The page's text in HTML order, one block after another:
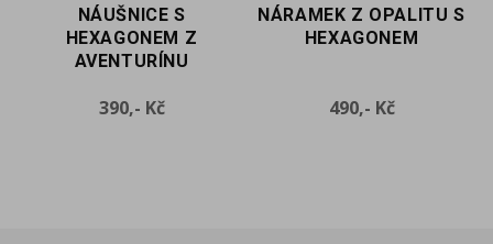
NÁUŠNICE S
HEXAGONEM Z
AVENTURÍNU
390,- KčCena
NÁRAMEK Z OPALITU S
HEXAGONEM
490,- KčCena